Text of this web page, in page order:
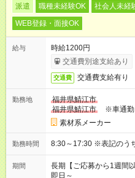
派遣 職種未経験OK 社会人未経
WEB登録・面接OK
給与
時給1200円
交通費別途支給あり
交通費 交通費支給有り
勤務地
福井県鯖江市
福井県鯖江市
※車通勤
素材系メーカー
勤務時間 8:30～17:30 ※表
期間
長期【ご応募から1週間
即日～